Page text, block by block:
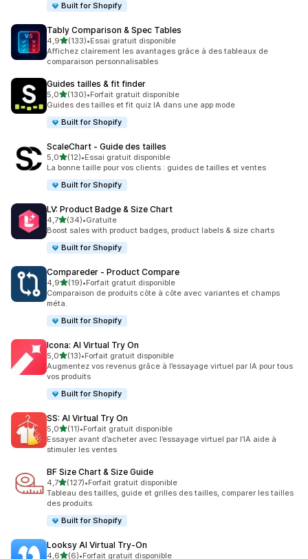
Built for Shopify
Tably Comparison & Spec Tables
4,9étoile(s) sur 5
(133)
133 avis au total
•Essai gratuit disponible
Affichez clairement les avantages grâce à des tableaux de
comparaison personnalisables
Guides tailles & fit finder
5,0étoile(s) sur 5
(130)
130 avis au total
•Forfait gratuit disponible
Guides des tailles et fit quiz IA dans une app mode
Built for Shopify
ScaleChart ‑ Guide des tailles
5,0étoile(s) sur 5
(12)
12 avis au total
•Essai gratuit disponible
La bonne taille pour vos clients : guides de tailles et ventes
Built for Shopify
LV: Product Badge & Size Chart
4,7étoile(s) sur 5
(34)
34 avis au total
•Gratuite
Boost sales with product badges, product labels & size charts
Built for Shopify
Compareder ‑ Product Compare
4,9étoile(s) sur 5
(19)
19 avis au total
•Forfait gratuit disponible
Comparaison de produits côte à côte avec variantes et champs
méta.
Built for Shopify
Icona: AI Virtual Try On
5,0étoile(s) sur 5
(13)
13 avis au total
•Forfait gratuit disponible
Augmentez vos revenus grâce à l’essayage virtuel par IA pour tous
vos produits
Built for Shopify
SS: AI Virtual Try On
5,0étoile(s) sur 5
(11)
11 avis au total
•Forfait gratuit disponible
Essayer avant d’acheter avec l’essayage virtuel par l’IA aide à
stimuler les ventes
BF Size Chart & Size Guide
4,7étoile(s) sur 5
(127)
127 avis au total
•Forfait gratuit disponible
Tableau des tailles, guide et grilles des tailles, comparer les tailles
des produits
Built for Shopify
Looksy AI Virtual Try‑On
4,6étoile(s) sur 5
(6)•Forfait gratuit disponible